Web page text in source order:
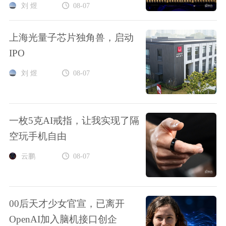
刘 煜 08-07
上海光量子芯片独角兽，启动
IPO
刘 煜 08-07
一枚5克AI戒指，让我实现了隔
空玩手机自由
云鹏 08-07
00后天才少女官宣，已离开
OpenAI加入脑机接口创企